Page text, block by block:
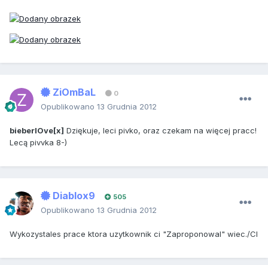
ZiOmBaL 0
Opublikowano 13 Grudnia 2012
bieberlOve[x] Dziękuje, leci pivko, oraz czekam na więcej pracc!
Lecą pivvka 8-)
Diablox9 505
Opublikowano 13 Grudnia 2012
Wykozystales prace ktora uzytkownik ci "Zaproponowal" wiec./Cl